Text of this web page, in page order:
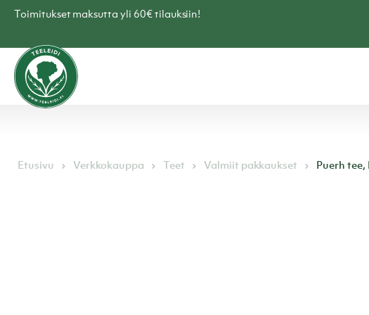
Skip
Toimitukset maksutta yli 60€ tilauksiin!
Teen
verkkokauppa
–
Teeleidi
Etusivu Verkkokauppa Teet Valmiit pakkaukset Puerh tee,